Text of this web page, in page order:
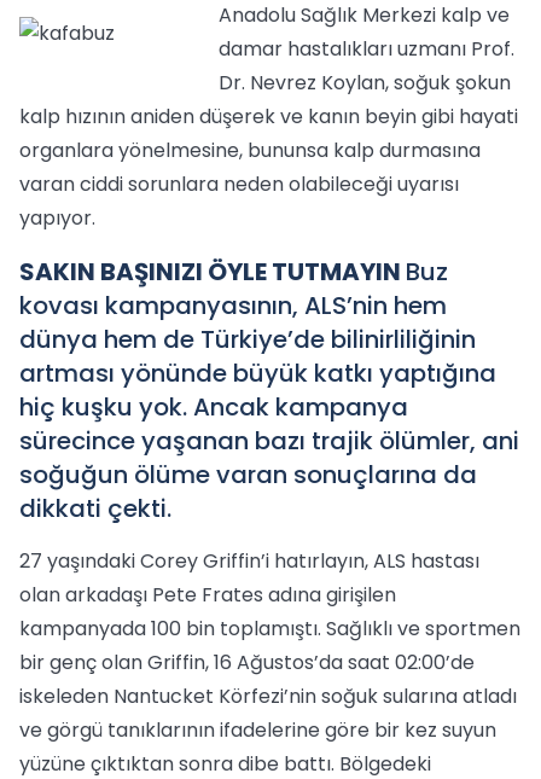
Anadolu Sağlık Merkezi kalp ve
damar hastalıkları uzmanı Prof.
Dr. Nevrez Koylan, soğuk şokun
kalp hızının aniden düşerek ve kanın beyin gibi hayati
organlara yönelmesine, bununsa kalp durmasına
varan ciddi sorunlara neden olabileceği uyarısı
yapıyor.
SAKIN BAŞINIZI ÖYLE TUTMAYIN Buz
kovası kampanyasının, ALS’nin hem
dünya hem de Türkiye’de bilinirliliğinin
artması yönünde büyük katkı yaptığına
hiç kuşku yok. Ancak kampanya
sürecince yaşanan bazı trajik ölümler, ani
soğuğun ölüme varan sonuçlarına da
dikkati çekti.
27 yaşındaki Corey Griffin’i hatırlayın, ALS hastası
olan arkadaşı Pete Frates adına girişilen
kampanyada 100 bin toplamıştı. Sağlıklı ve sportmen
bir genç olan Griffin, 16 Ağustos’da saat 02:00’de
iskeleden Nantucket Körfezi’nin soğuk sularına atladı
ve görgü tanıklarının ifadelerine göre bir kez suyun
yüzüne çıktıktan sonra dibe battı. Bölgedeki